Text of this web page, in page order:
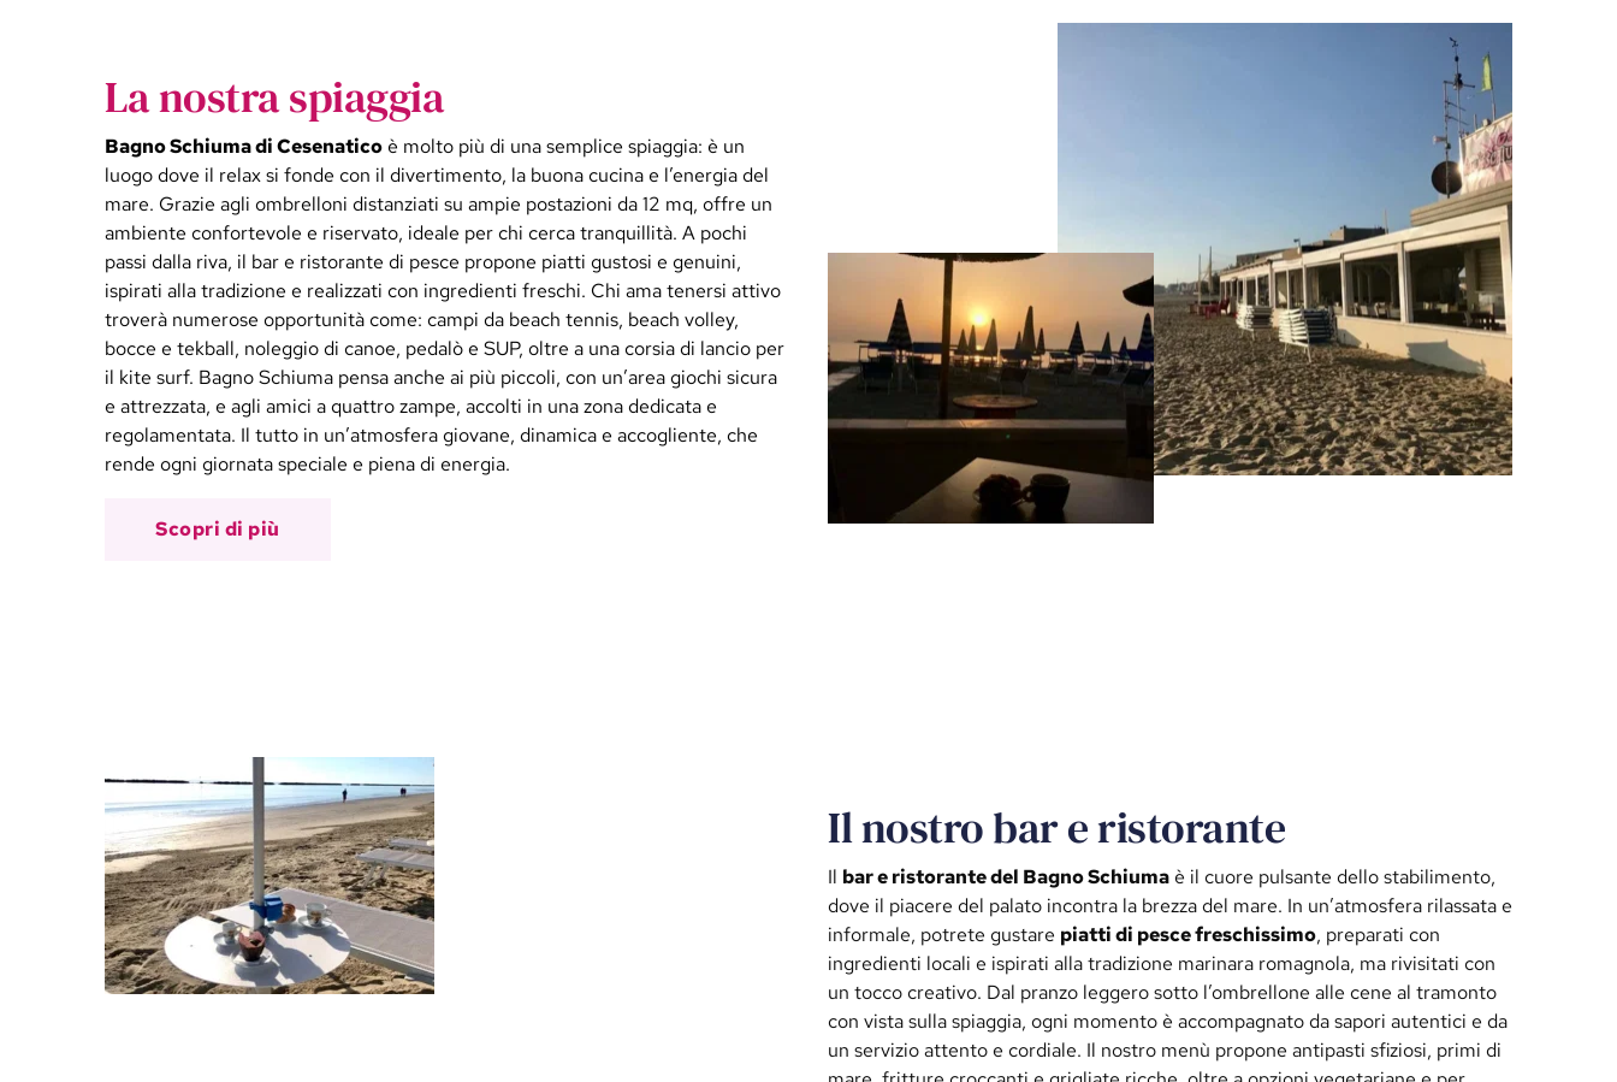
La nostra spiaggia
Bagno Schiuma di Cesenaticoè molto più di una semplice spiaggia: è un
luogo dove il relax si fonde con il divertimento, la buona cucina e l’energia del
mare. Grazie agli ombrelloni distanziati su ampie postazioni da 12 mq, offre un
ambiente confortevole e riservato, ideale per chi cerca tranquillità. A pochi
passi dalla riva, il bar e ristorante di pesce propone piatti gustosi e genuini,
ispirati alla tradizione e realizzati con ingredienti freschi. Chi ama tenersi attivo
troverà numerose opportunità come: campi da beach tennis, beach volley,
bocce e tekball, noleggio di canoe, pedalò e SUP, oltre a una corsia di lancio per
il kite surf. Bagno Schiuma pensa anche ai più piccoli, con un’area giochi sicura
e attrezzata, e agli amici a quattro zampe, accolti in una zona dedicata e
regolamentata. Il tutto in un’atmosfera giovane, dinamica e accogliente, che
rende ogni giornata speciale e piena di energia.
Scopri di più
Il nostro bar e ristorante
Il bar e ristorante del Bagno Schiumaè il cuore pulsante dello stabilimento,
dove il piacere del palato incontra la brezza del mare. In un’atmosfera rilassata e
informale, potrete gustare piatti di pesce freschissimo, preparati con
ingredienti locali e ispirati alla tradizione marinara romagnola, ma rivisitati con
un tocco creativo. Dal pranzo leggero sotto l’ombrellone alle cene al tramonto
con vista sulla spiaggia, ogni momento è accompagnato da sapori autentici e da
un servizio attento e cordiale. Il nostro menù propone antipasti sfiziosi, primi di